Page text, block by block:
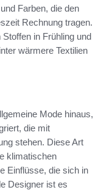
Farben, die den
Rechnung tragen.
in Frühling und
wärmere Textilien
Mode hinaus,
die mit
stehen. Diese Art
klimatischen
Einflüsse, die sich in
Designer ist es